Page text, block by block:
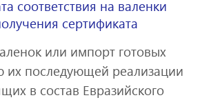
соответствия на валенки
сертификата
или импорт готовых
их последующей реализации
в состав Евразийского